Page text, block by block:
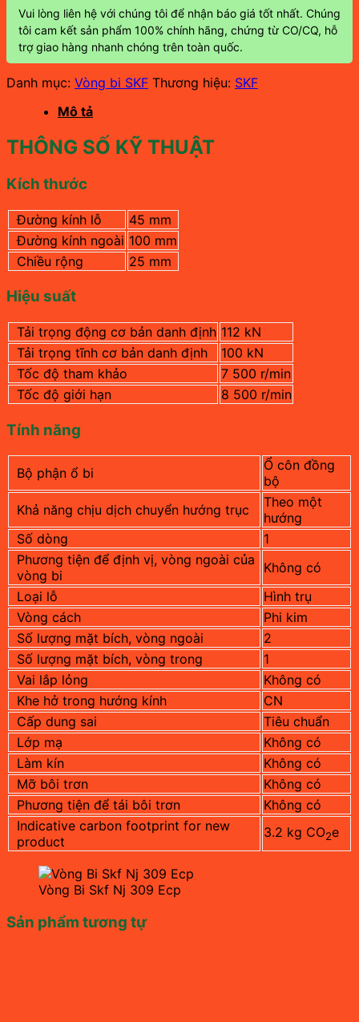
Vui lòng liên hệ với chúng tôi để nhận báo giá tốt nhất. Chúng
tôi cam kết sản phẩm 100% chính hãng, chứng từ CO/CQ, hỗ
trợ giao hàng nhanh chóng trên toàn quốc.
Danh mục: Vòng bi SKF Thương hiệu: SKF
Mô tả
THÔNG SỐ KỸ THUẬT
Kích thước
Đường kính lỗ
45 mm
Đường kính ngoài 100 mm
Chiều rộng
25 mm
Hiệu suất
Tải trọng động cơ bản danh định 112 kN
Tải trọng tĩnh cơ bản danh định
100 kN
Tốc độ tham khảo
7 500 r/min
Tốc độ giới hạn
8 500 r/min
Tính năng
Bộ phận ổ bi
Ổ côn đồng
bộ
Khả năng chịu dịch chuyển hướng trục
Theo một
hướng
Số dòng
1
Phương tiện để định vị, vòng ngoài của
vòng bi
Không có
Loại lỗ
Hình trụ
Vòng cách
Phi kim
Số lượng mặt bích, vòng ngoài
2
Số lượng mặt bích, vòng trong
1
Vai lắp lỏng
Không có
Khe hở trong hướng kính
CN
Cấp dung sai
Tiêu chuẩn
Lớp mạ
Không có
Làm kín
Không có
Mỡ bôi trơn
Không có
Phương tiện để tái bôi trơn
Không có
Indicative carbon footprint for new
product
3.2 kg CO2e
Vòng Bi Skf Nj 309 Ecp
Sản phẩm tương tự